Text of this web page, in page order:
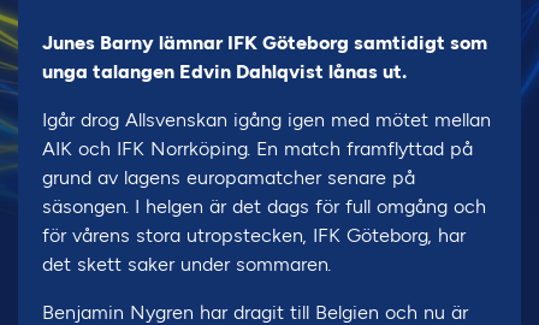
Junes Barny lämnar IFK Göteborg samtidigt som
unga talangen Edvin Dahlqvist lånas ut.
Igår drog Allsvenskan igång igen med mötet mellan
AIK och IFK Norrköping. En match framflyttad på
grund av lagens europamatcher senare på
säsongen. I helgen är det dags för full omgång och
för vårens stora utropstecken, IFK Göteborg, har
det skett saker under sommaren.
Benjamin Nygren har dragit till Belgien och nu är